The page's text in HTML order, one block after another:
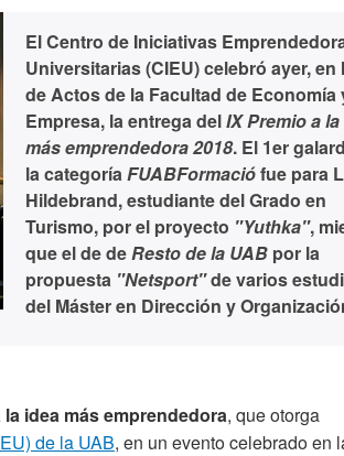
El Centro de Iniciativas
Universitarias (CIEU) celebró ayer, en
de Actos de la Facultad de Economía
Empresa, la entrega delIX Premio a
más emprendedora 2018. El 1er
la categoríaFUABFormaciófue para
Hildebrand, estudiante del Grado en
Turismo, por el proyecto "Yuthka",
que el de deResto de la UAB por la
propuesta "Netsport"de varios
del Máster en Dirección y
la idea más emprendedora, que otorga
de la UAB, en un evento celebrado en